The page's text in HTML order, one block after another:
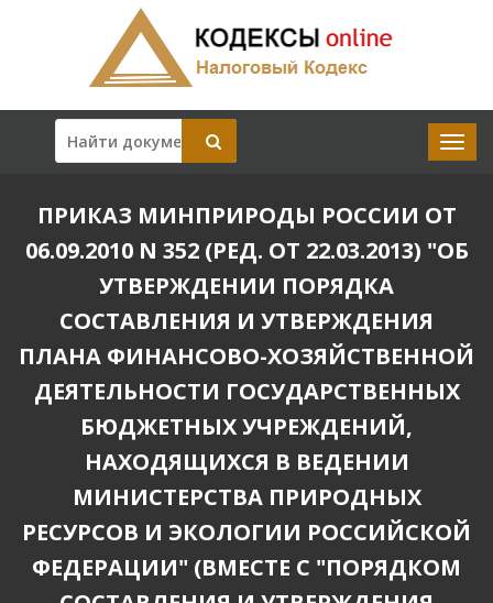
ПРИКАЗ МИНПРИРОДЫ РОССИИ ОТ
06.09.2010 N 352 (РЕД. ОТ 22.03.2013) "ОБ
УТВЕРЖДЕНИИ ПОРЯДКА
СОСТАВЛЕНИЯ И УТВЕРЖДЕНИЯ
ПЛАНА ФИНАНСОВО-ХОЗЯЙСТВЕННОЙ
ДЕЯТЕЛЬНОСТИ ГОСУДАРСТВЕННЫХ
БЮДЖЕТНЫХ УЧРЕЖДЕНИЙ,
НАХОДЯЩИХСЯ В ВЕДЕНИИ
МИНИСТЕРСТВА ПРИРОДНЫХ
РЕСУРСОВ И ЭКОЛОГИИ РОССИЙСКОЙ
ФЕДЕРАЦИИ" (ВМЕСТЕ С "ПОРЯДКОМ